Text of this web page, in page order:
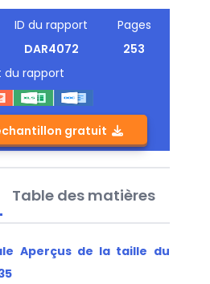
ID du rapport
DAR4072
Pages
253
du rapport
gratuit
Table des matières
Aperçus de la taille du